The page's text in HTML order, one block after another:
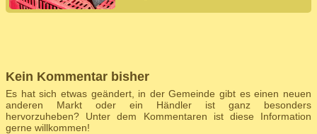
Kein Kommentar bisher
Es hat sich etwas geändert, in der Gemeinde gibt es einen neuen
anderen Markt oder ein Händler ist ganz besonders
hervorzuheben? Unter dem Kommentaren ist diese Information
gerne willkommen!